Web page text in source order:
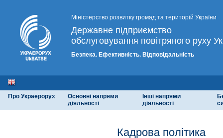
Міністерство розвитку громад та територій України
Державне підприємство
обслуговування повітряного руху
Безпека. Ефективність. Відповідальність
Про Украерорух
Основні напрями
діяльності
Інші напрями
діяльності
Кадрова політика